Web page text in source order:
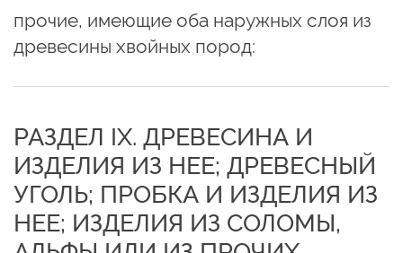
прочие, имеющие оба наружных слоя из
древесины хвойных пород:
РАЗДЕЛ IX. ДРЕВЕСИНА И
ИЗДЕЛИЯ ИЗ НЕЕ; ДРЕВЕСНЫЙ
УГОЛЬ; ПРОБКА И ИЗДЕЛИЯ ИЗ
НЕЕ; ИЗДЕЛИЯ ИЗ СОЛОМЫ,